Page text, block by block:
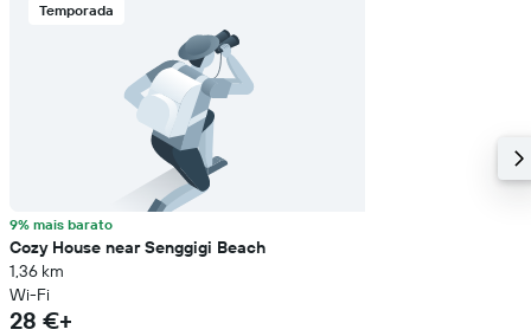
Temporada
9% mais barato
Cozy House near Senggigi Beach
1,36 km
Wi-Fi
28 €+